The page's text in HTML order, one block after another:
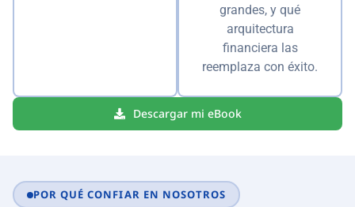
grandes, y qué
arquitectura
financiera las
reemplaza con éxito.
Descargar mi eBook
POR QUÉ CONFIAR EN NOSOTROS